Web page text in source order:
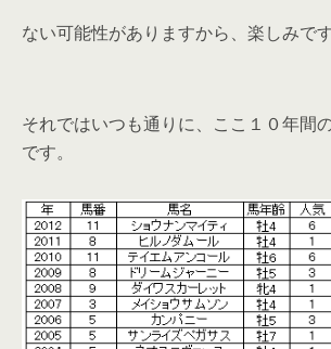
ない可能性がありますから、楽しみです
それではいつも通りに、ここ１０年間
です。